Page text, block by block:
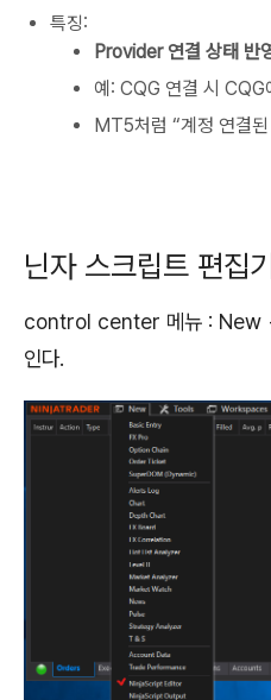
특징:
Provider 연결 상태 반
예: CQG 연결 시 CQG
MT5처럼 “계정 연결
닌자 스크립트 편집
control center 메뉴 : New
인다.